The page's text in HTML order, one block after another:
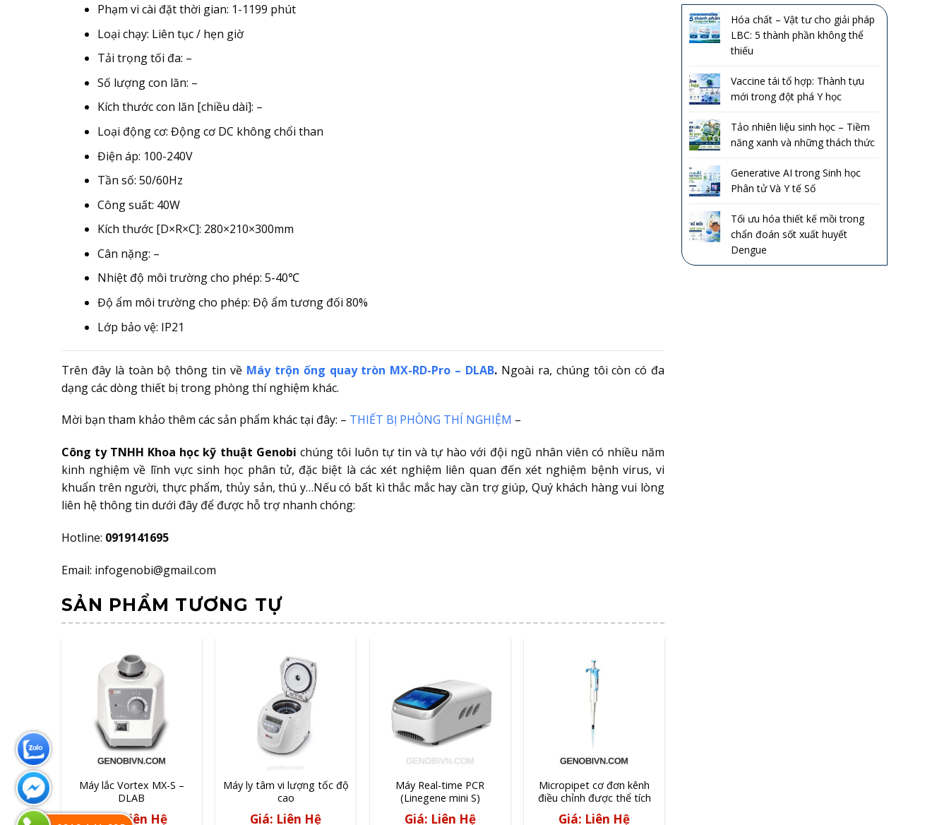
Hóa chất – Vật tư cho giải pháp
LBC: 5 thành phần không thể
thiếu
Vaccine tái tổ hợp: Thành tựu
mới trong đột phá Y học
Tảo nhiên liệu sinh học – Tiềm
năng xanh và những thách thức
Generative AI trong Sinh học
Phân tử Và Y tế Số
Tối ưu hóa thiết kế mồi trong
chẩn đoán sốt xuất huyết
Dengue
Phạm vi cài đặt thời gian: 1-1199 phút
Loại chạy: Liên tục / hẹn giờ
Tải trọng tối đa: –
Số lượng con lăn: –
Kích thước con lăn [chiều dài]: –
Loại động cơ: Động cơ DC không chổi than
Điện áp: 100-240V
Tần số: 50/60Hz
Công suất: 40W
Kích thước [D×R×C]: 280×210×300mm
Cân nặng: –
Nhiệt độ môi trường cho phép: 5-40℃
Độ ẩm môi trường cho phép: Độ ẩm tương đối 80%
Lớp bảo vệ: IP21
Trên đây là toàn bộ thông tin về Máy trộn ống quay tròn MX-RD-Pro – DLAB. Ngoài ra, chúng tôi còn có đa
dạng các dòng thiết bị trong phòng thí nghiệm khác.
Mời bạn tham khảo thêm các sản phẩm khác tại đây: – THIẾT BỊ PHÒNG THÍ NGHIỆM –
Công ty TNHH Khoa học kỹ thuật Genobi chúng tôi luôn tự tin và tự hào với đội ngũ nhân viên có nhiều năm
kinh nghiệm về lĩnh vực sinh học phân tử, đặc biệt là các xét nghiệm liên quan đến xét nghiệm bệnh virus, vi
khuẩn trên người, thực phẩm, thủy sản, thú y…Nếu có bất kì thắc mắc hay cần trợ giúp, Quý khách hàng vui lòng
liên hệ thông tin dưới đây để được hỗ trợ nhanh chóng:
Hotline: 0919141695
Email: infogenobi@gmail.com
SẢN PHẨM TƯƠNG TỰ
Máy lắc Vortex MX-S –
DLAB
Giá: Liên Hệ
Máy ly tâm vi lượng tốc độ
cao
Giá: Liên Hệ
Máy Real-time PCR
(Linegene mini S)
Giá: Liên Hệ
Micropipet cơ đơn kênh
điều chỉnh được thể tích
HiPette – DLAB
Giá: Liên Hệ